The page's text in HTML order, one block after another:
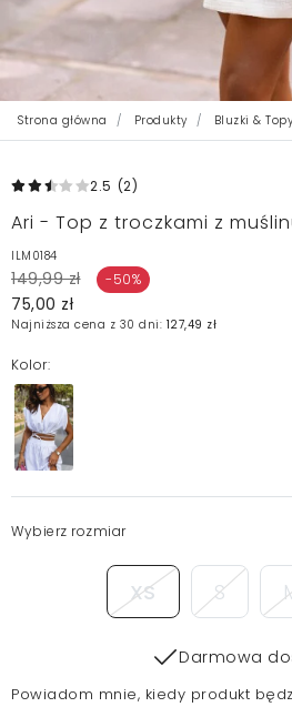
Strona główna Produkty Bluzki & Topy
2.5 (2)
Ari - Top z troczkami z
ILM0184
149,99 zł -50%
75,00 zł
Najniższa cena z 30 dni: 127,49 zł
Kolor:
Wybierz rozmiar
XS S
Darmowa
Powiadom mnie, kiedy produkt